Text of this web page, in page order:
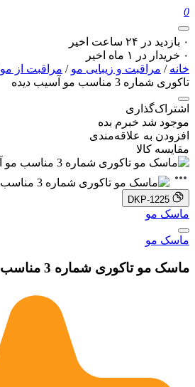
0
۰ بازدید در ۲۴ ساعت اخیر
۰ خریدار در ۱ ماه اخیر
خانه / مراقبت و زیبایی مو / مراقبت از مو
تاکوری شماره 3 مناسب مو آسیب دیده
اشتراک‌گذاری
موجود شد خبرم بده
افزودن به علاقه‌مندی
مقایسه کالا
DKP-1225
ماسک مو
ماسک مو
ماسک مو تاکوری شماره 3 مناسب مو آسیب دیده